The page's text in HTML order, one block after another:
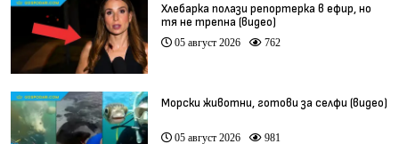
Хлебарка полази репортерка в ефир, но
тя не трепна (видео)
05 август 2026 762
Морски животни, готови за селфи (видео)
05 август 2026 981